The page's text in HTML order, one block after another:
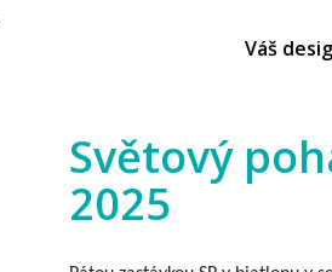
Váš
Světový
2025